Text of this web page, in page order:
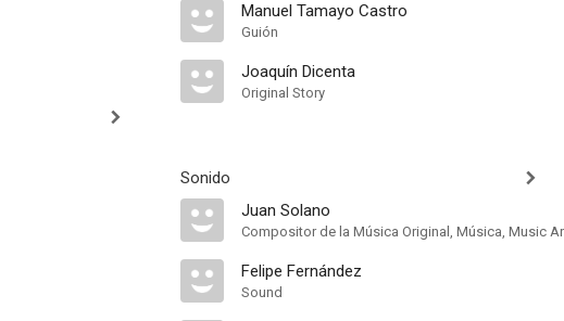
Manuel Tamayo Castro
Guión
Joaquín Dicenta
Original Story
Sonido
Juan Solano
Felipe Fernández
Sound